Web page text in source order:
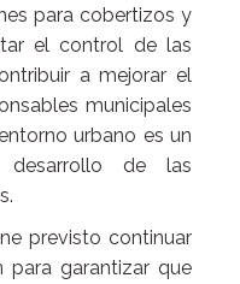
para cobertizos y
el control de las
a mejorar el
municipales
urbano es un
de las
previsto continuar
para garantizar que